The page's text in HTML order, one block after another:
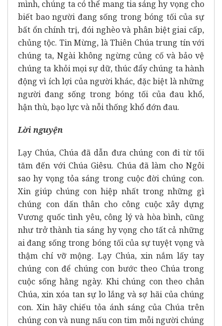
mình, chúng ta có thể mang tia sáng hy vọng cho
biết bao người đang sống trong bóng tối của sự
bất ổn chính trị, đói nghèo và phân biệt giai cấp,
chủng tộc. Tin Mừng, là Thiên Chúa trung tín với
chúng ta, Ngài không ngừng củng cố và bảo vệ
chúng ta khỏi mọi sự dữ, thúc đẩy chúng ta hành
động vì ích lợi của người khác, đặc biệt là những
người đang sống trong bóng tối của đau khổ,
hận thù, bạo lực và nỗi thống khổ đớn đau.
Lời nguyện
Lạy Chúa, Chúa đã dẫn đưa chúng con đi từ tối
tăm đến với Chúa Giêsu. Chúa đã làm cho Ngôi
sao hy vọng tỏa sáng trong cuộc đời chúng con.
Xin giúp chúng con hiệp nhất trong những gì
chúng con dấn thân cho công cuộc xây dựng
Vương quốc tình yêu, công lý và hòa bình, cũng
như trở thành tia sáng hy vọng cho tất cả những
ai đang sống trong bóng tối của sự tuyệt vọng và
thậm chí vỡ mộng. Lạy Chúa, xin nắm lấy tay
chúng con để chúng con bước theo Chúa trong
cuộc sống hằng ngày. Khi chúng con theo chân
Chúa, xin xóa tan sự lo lắng và sợ hãi của chúng
con. Xin hãy chiếu tỏa ánh sáng của Chúa trên
chúng con và nung nấu con tim mỗi người chúng